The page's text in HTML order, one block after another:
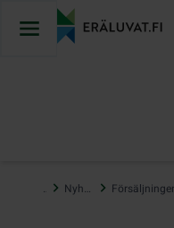
… Nyheter